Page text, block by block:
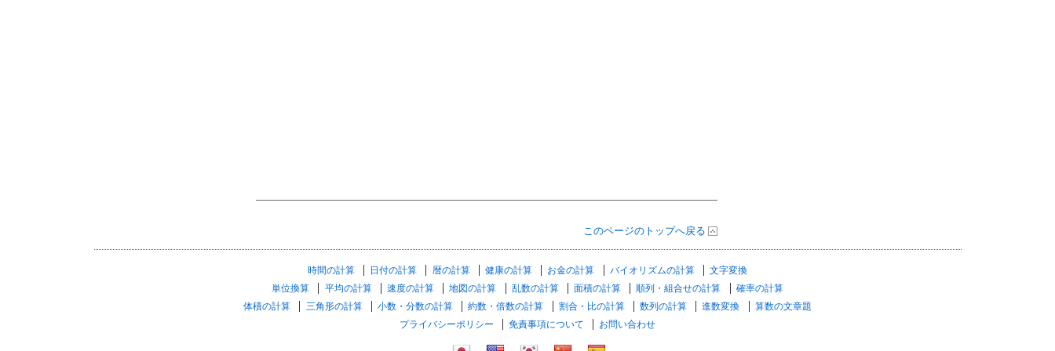
このページのトップへ戻る
時間の計算 日付の計算 暦の計算 健康の計算 お金の計算 バイオリズムの計算
文字変換
単位換算
平均の計算 速度の計算 地図の計算 乱数の計算 面積の計算 順列・組合せの計算
確率の計算
体積の計算
三角形の計算 小数・分数の計算 約数・倍数の計算 割合・比の計算 数列の計算 進数変換
算数の文章題
プライバシーポリシー
免責事項について お問い合わせ